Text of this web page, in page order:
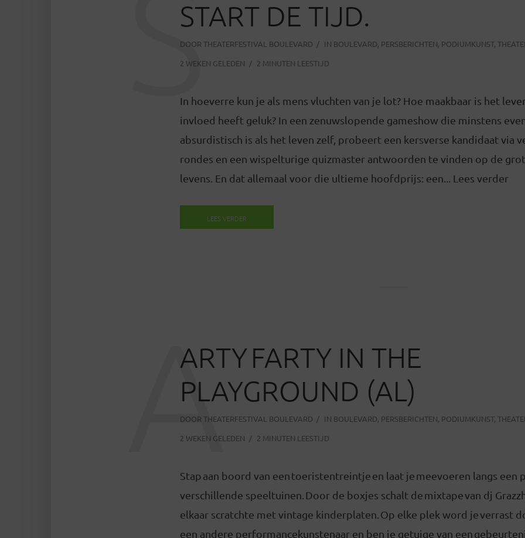
START DE TIJD.
DOOR THEATERFESTIVAL BOULEVARD IN BOULEVARD, PERSBERICHTEN, PODIUMKUNST,
2 WEKEN GELEDEN
2 MINUTEN LEESTIJD
S
In hoeverre kun je als mens vluchten van je lot? Hoe maakbaar is het
invloed heeft geluk? In een zenuwslopende gameshow die minstens
absurdistisch is als het leven zelf, probeert een kersverse kandidaat via
rondes en een wispelturige quizmaster antwoorden te vinden op de
levens. En dat allemaal voor die ultieme hoofdprijs: een... Lees verder
LEES VERDER
ARTY FARTY IN THE
PLAYGROUND (AL)
DOOR THEATERFESTIVAL BOULEVARD IN BOULEVARD, PERSBERICHTEN, PODIUMKUNST,
2 WEKEN GELEDEN
2 MINUTEN LEESTIJD
A
Stap aan boord van een toeristentreintje en laat je meevoeren langs een
verschillende speeltuinen. Door de boxjes schalt de mixtape van dj
elkaar scratchte met vintage kinderplaten. Op elke plek word je verrast
een andere performancekunstenaar en ben je getuige van een